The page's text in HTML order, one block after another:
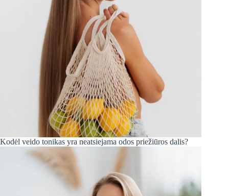
Kodėl veido tonikas yra neatsiejama odos priežiūros dalis?